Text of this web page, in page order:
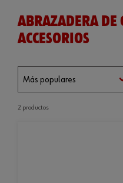
ABRAZADERA DE
ACCESORIOS
2 productos